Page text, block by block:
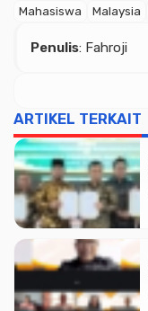
Mahasiswa Malaysia
Penulis: Fahroji
ARTIKEL TERKAIT